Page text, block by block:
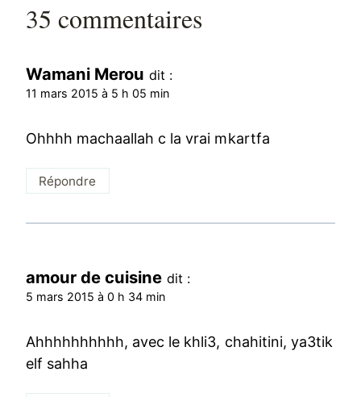
35 commentaires
Wamani Merou dit :
11 mars 2015 à 5 h 05 min
Ohhhh machaallah c la vrai mkartfa
Répondre
amour de cuisine dit :
5 mars 2015 à 0 h 34 min
Ahhhhhhhhhh, avec le khli3, chahitini, ya3tik
elf sahha